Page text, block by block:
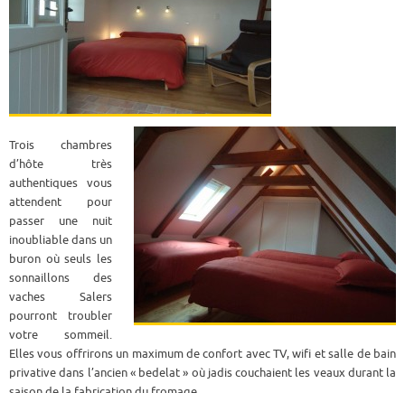
Trois chambres
d’hôte très
authentiques vous
attendent pour
passer une nuit
inoubliable dans un
buron où seuls les
sonnaillons des
vaches Salers
pourront troubler
votre sommeil.
Elles vous offrirons un maximum de confort avec TV, wifi et salle de bain
privative dans l’ancien « bedelat » où jadis couchaient les veaux durant la